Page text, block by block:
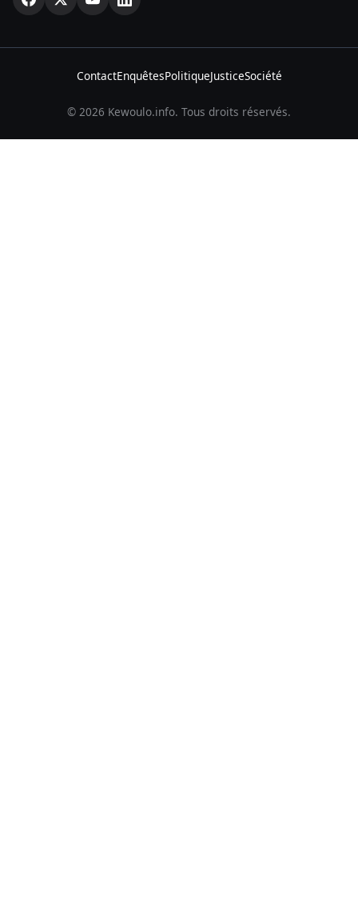
ContactEnquêtesPolitiqueJusticeSociété
© 2026 Kewoulo.info. Tous droits réservés.